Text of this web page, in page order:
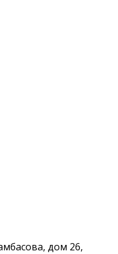
дом 26,